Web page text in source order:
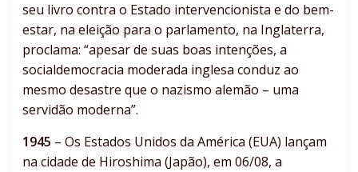
seu livro contra o Estado intervencionista e do bem-
estar, na eleição para o parlamento, na Inglaterra,
proclama: “apesar de suas boas intenções, a
socialdemocracia moderada inglesa conduz ao
mesmo desastre que o nazismo alemão – uma
servidão moderna”.
1945 – Os Estados Unidos da América (EUA) lançam
na cidade de Hiroshima (Japão), em 06/08, a